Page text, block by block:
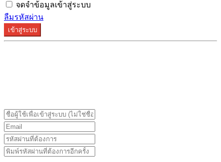
จดจำข้อมูลเข้าสู่ระบบ
ลืมรหัสผ่าน
เข้าสู่ระบบ